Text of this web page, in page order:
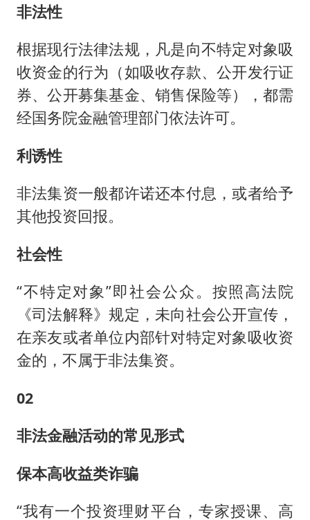
非法性
根据现行法律法规，凡是向不特定对象吸
收资金的行为（如吸收存款、公开发行证
券、公开募集基金、销售保险等），都需
经国务院金融管理部门依法许可。
利诱性
非法集资一般都许诺还本付息，或者给予
其他投资回报。
社会性
“不特定对象”即社会公众。按照高法院
《司法解释》规定，未向社会公开宣传，
在亲友或者单位内部针对特定对象吸收资
金的，不属于非法集资。
02
非法金融活动的常见形式
保本高收益类诈骗
“我有一个投资理财平台，专家授课、高